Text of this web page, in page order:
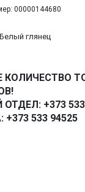
00000144680
Белый глянец
КОЛИЧЕСТВО
+373 533
533 94525